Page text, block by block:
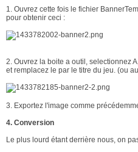
1. Ouvrez cette fois le fichier
pour obtenir ceci :
2. Ouvrez la boite a outil, selectionnez
et remplacez le par le titre du jeu. (ou
3. Exportez l'image comme
4. Conversion
Le plus lourd étant derrière nous, on